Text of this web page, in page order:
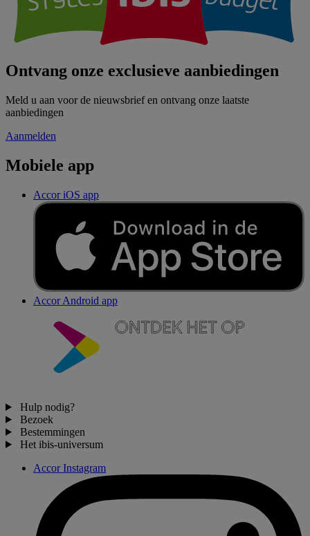
Ontvang onze exclusieve aanbiedingen
Meld u aan voor de nieuwsbrief en ontvang onze laatste
aanbiedingen
Aanmelden
Mobiele app
Accor iOS app
Accor Android app
Hulp nodig?
Bezoek
Bestemmingen
Het ibis-universum
Accor Instagram